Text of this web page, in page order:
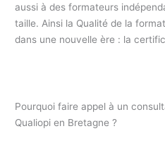
aussi à des formateurs
taille. Ainsi la Qualité de la
dans une nouvelle ère : la
Pourquoi faire appel à un
Qualiopi en Bretagne ?